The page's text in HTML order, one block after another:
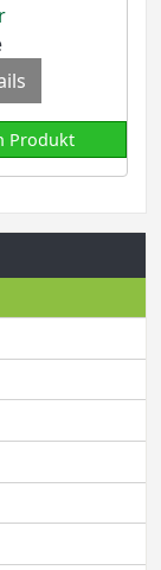
Produkt